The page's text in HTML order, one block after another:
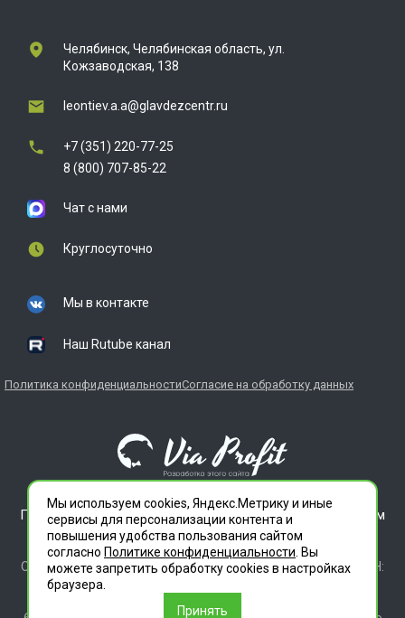
Челябинск, Челябинская область, ул.
Кожзаводская, 138
leontiev.a.a@glavdezcentr.ru
+7 (351) 220-77-25
8 (800) 707-85-22
Чат с нами
Круглосуточно
Мы в контакте
Наш Rutube канал
Политика конфиденциальностиСогласие на обработку данных
ГЛАВДЕЗЦЕНТР является зарегистрированным товарным
знаком. Все права защищены.
ООО "СЛУЖБА ДЕЗИНФЕКЦИИ" 620012 СВЕРДЛОВСКАЯ
ОБЛАСТЬ Г. ЕКАТЕРИНБУРГ, УЛ. ИЛЬИЧА ДОМ 14 КВ 11 ИНН:
6686112972 ОГРН 1196658010020
Мы используем cookies, Яндекс.Метрику и иные
сервисы для персонализации контента и
повышения удобства пользования сайтом
согласно Политике конфиденциальности . Вы
можете запретить обработку сookies в настройках
браузера.
Принять